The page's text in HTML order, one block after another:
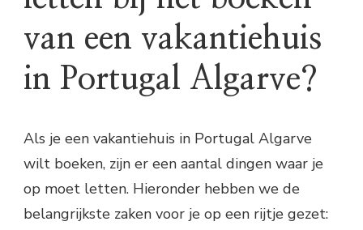
van een vakantiehuis
in Portugal Algarve?
Als je een vakantiehuis in Portugal Algarve
wilt boeken, zijn er een aantal dingen waar je
op moet letten. Hieronder hebben we de
belangrijkste zaken voor je op een rijtje gezet: